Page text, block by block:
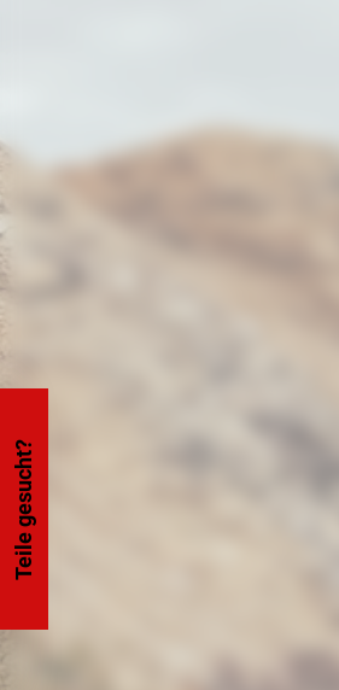
Teile gesucht?